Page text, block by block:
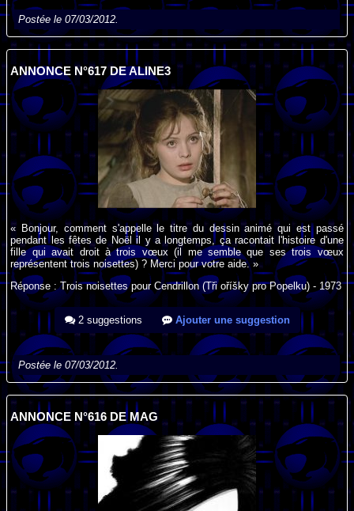
Postée le 07/03/2012.
ANNONCE N°617 DE ALINE3
« Bonjour, comment s'appelle le titre du dessin animé qui est passé
pendant les fêtes de Noël il y a longtemps, ça racontait l'histoire d'une
fille qui avait droit à trois vœux (il me semble que ses trois vœux
représentent trois noisettes) ? Merci pour votre aide. »
Réponse : Trois noisettes pour Cendrillon (Tři oříšky pro Popelku) - 1973
2 suggestions Ajouter une suggestion
Postée le 07/03/2012.
ANNONCE N°616 DE MAG